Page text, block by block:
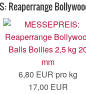
Reaperrange
6,80 EUR pro kg
17,00 EUR